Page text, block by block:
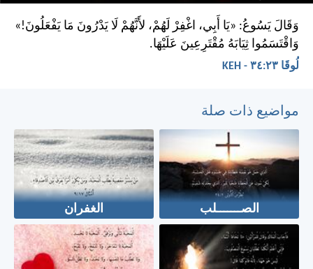
وَقَالَ يَسُوعُ: «يَا أَبِي، اغْفِرْ لَهُمْ، لأَنَّهُمْ لَا يَدْرُونَ مَا يَفْعَلُونَ!»
وَاقْتَسَمُوا ثِيَابَهُ مُقْتَرِعِينَ عَلَيْهَا.
لُوقَا ٢٣:‏٣٤ - KEH
مواضيع ذات صلة
الصـــــــلب الغفران